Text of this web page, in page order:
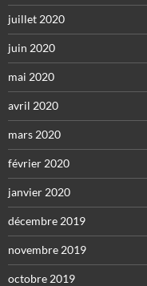
juillet 2020
juin 2020
mai 2020
avril 2020
mars 2020
février 2020
janvier 2020
décembre 2019
novembre 2019
octobre 2019